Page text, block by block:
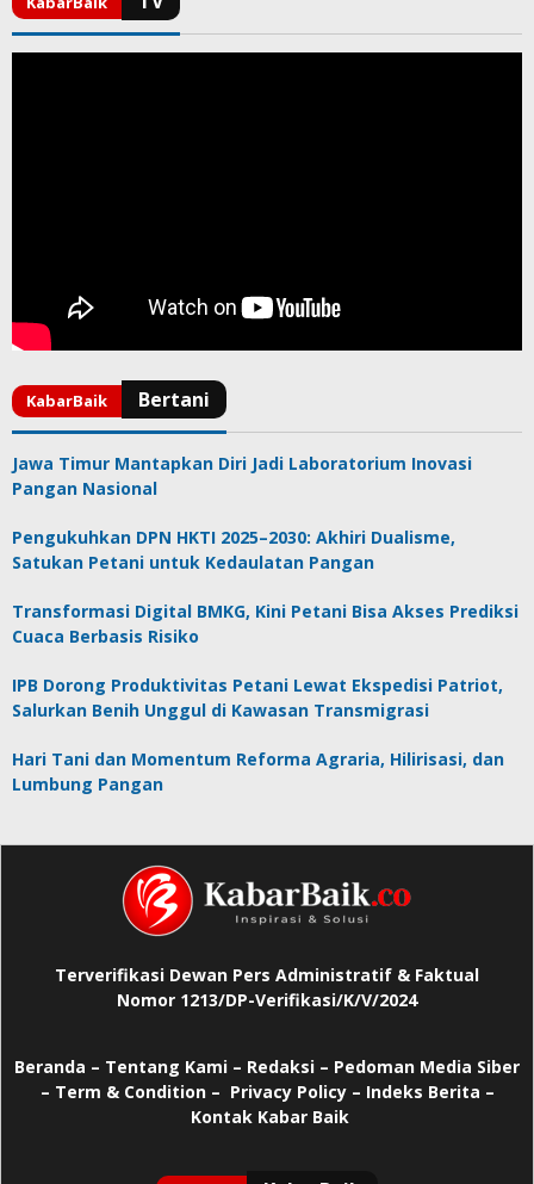
Jawa Timur Mantapkan Diri Jadi Laboratorium Inovasi
Pangan Nasional
Pengukuhkan DPN HKTI 2025–2030: Akhiri Dualisme,
Satukan Petani untuk Kedaulatan Pangan
Transformasi Digital BMKG, Kini Petani Bisa Akses Prediksi
Cuaca Berbasis Risiko
IPB Dorong Produktivitas Petani Lewat Ekspedisi Patriot,
Salurkan Benih Unggul di Kawasan Transmigrasi
Hari Tani dan Momentum Reforma Agraria, Hilirisasi, dan
Lumbung Pangan
Terverifikasi Dewan Pers Administratif & Faktual
Nomor 1213/DP-Verifikasi/K/V/2024
Beranda – Tentang Kami – Redaksi – Pedoman Media Siber
– Term & Condition – Privacy Policy– Indeks Berita –
Kontak Kabar Baik